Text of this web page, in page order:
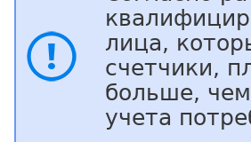
лица,
счетчики,
больше,
учета